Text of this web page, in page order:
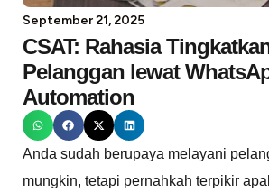
September 21, 2025
CSAT: Rahasia
Pelanggan lewat
Automation
Anda sudah berupaya melayani
mungkin, tetapi pernahkah terpikir